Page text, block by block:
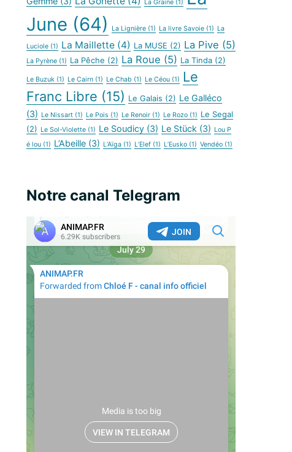
La Graine (1)
June (64) La Lignière (1) La livre Savoie (1) La
Luciole (1) La Maillette (4) La MUSE (2) La Pive (5)
La Pyrène (1) La Pêche (2) La Roue (5) La Tinda (2)
Le Buzuk (1) Le Cairn (1) Le Chab (1) Le Céou (1)
Le
Franc Libre (15) Le Galais (2) Le Galléco
(3) Le Nissart (1) Le Pois (1) Le Renoir (1) Le Rozo (1) Le Segal
(2) Le Sol-Violette (1) Le Soudicy (3) Le Stück (3) Lou P
é lou (1) L’Abeille (3) L’Aïga (1) L’Elef (1) L’Eusko (1) Vendéo (1)
Notre canal Telegram